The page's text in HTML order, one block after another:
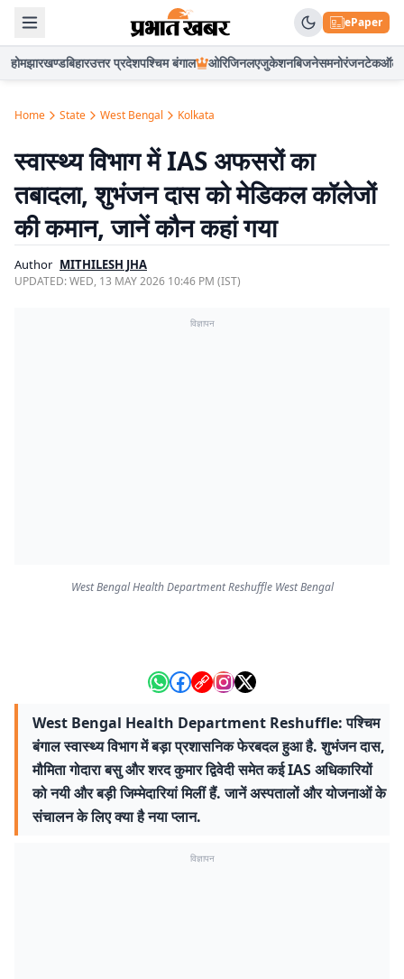
ePaper
होमझारखण्डबिहारउत्तर प्रदेशपश्चिम बंगाल ओरिजिनलएजुकेशनबिजनेसमनोरंजनटेकऑटो
Home State West Bengal Kolkata
स्वास्थ्य विभाग में IAS अफसरों का
तबादला, शुभंजन दास को मेडिकल कॉलेजों
की कमान, जानें कौन कहां गया
Author MITHILESH JHA
UPDATED:WED, 13 MAY 2026 10:46 PM (IST)
विज्ञापन
West Bengal Health Department Reshuffle West Bengal
West Bengal Health Department Reshuffle: पश्चिम
बंगाल स्वास्थ्य विभाग में बड़ा प्रशासनिक फेरबदल हुआ है. शुभंजन दास,
मौमिता गोदारा बसु और शरद कुमार द्विवेदी समेत कई IAS अधिकारियों
को नयी और बड़ी जिम्मेदारियां मिलीं हैं. जानें अस्पतालों और योजनाओं के
संचालन के लिए क्या है नया प्लान.
विज्ञापन